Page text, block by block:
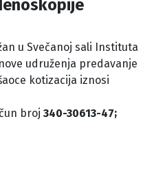
u Svečanoj sali Instituta
udruženja predavanje
kotizacija iznosi
broj 340-30613-47;